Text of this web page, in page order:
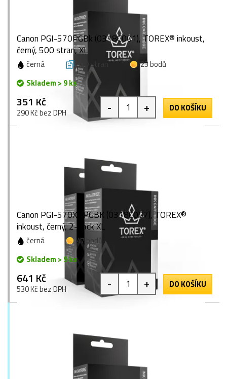
Canon PGI-570PGBk (0318C001), TOREX® inkoust,
černý, 500 stran, XL
černá 500 stran
23 bodů
Skladem > 9 ks
351 Kč
290 Kč bez DPH - + DO KOŠÍKU
Canon PGI-570XL PGBK (0318C007), TOREX®
inkoust, černý, 2-pack XL
černá
47 bodů
Skladem > 9 ks
641 Kč
530 Kč bez DPH - + DO KOŠÍKU